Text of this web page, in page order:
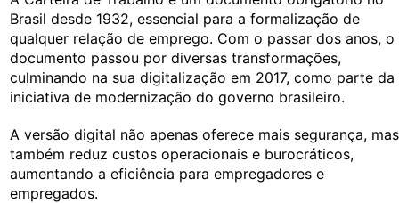
Brasil desde 1932, essencial para a formalização de
qualquer relação de emprego. Com o passar dos anos, o
documento passou por diversas transformações,
culminando na sua digitalização em 2017, como parte da
iniciativa de modernização do governo brasileiro.
A versão digital não apenas oferece mais segurança, mas
também reduz custos operacionais e burocráticos,
aumentando a eficiência para empregadores e
empregados.